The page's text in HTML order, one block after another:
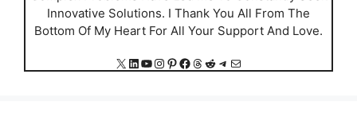
Innovative Solutions. I Thank You All From The
Bottom Of My Heart For All Your Support And Love.
X LinkedIn YouTube Instagram Pinterest Facebook Threads Reddit Telegram Mail